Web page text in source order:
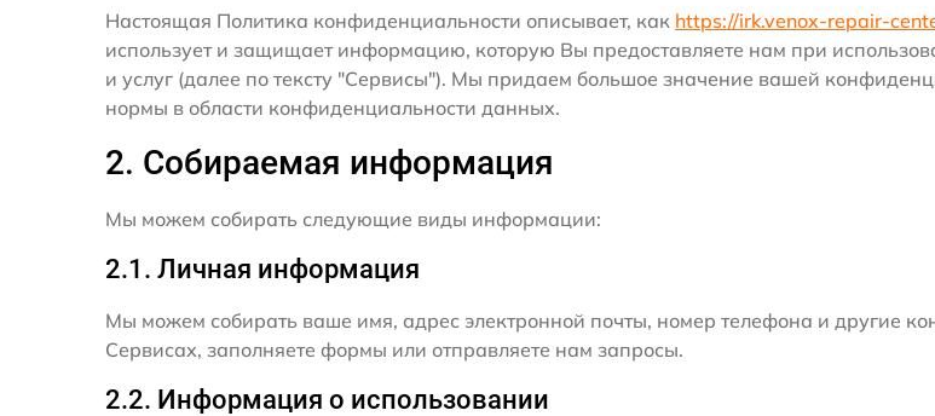
Настоящая Политика конфиденциальности описывает, как https://irk.venox-repair-
использует и защищает информацию, которую Вы предоставляете нам при
и услуг (далее по тексту "Сервисы"). Мы придаем большое значение вашей
нормы в области конфиденциальности данных.
2. Собираемая информация
Мы можем собирать следующие виды информации:
2.1. Личная информация
Мы можем собирать ваше имя, адрес электронной почты, номер телефона и другие
Сервисах, заполняете формы или отправляете нам запросы.
2.2. Информация о использовании